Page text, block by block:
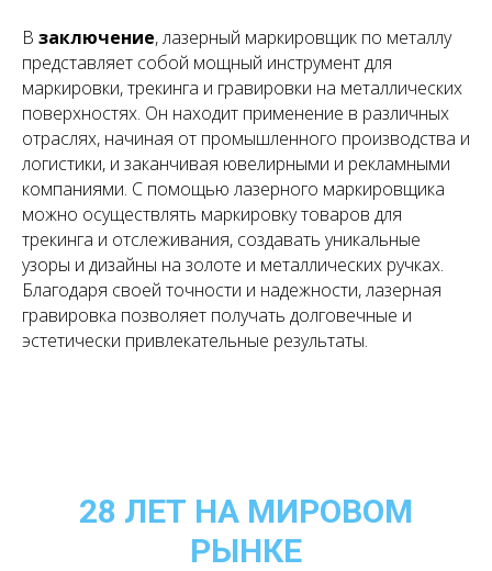
В заключение, лазерный маркировщик по металлу
представляет собой мощный инструмент для
маркировки, трекинга и гравировки на металлических
поверхностях. Он находит применение в различных
отраслях, начиная от промышленного производства и
логистики, и заканчивая ювелирными и рекламными
компаниями. С помощью лазерного маркировщика
можно осуществлять маркировку товаров для
трекинга и отслеживания, создавать уникальные
узоры и дизайны на золоте и металлических ручках.
Благодаря своей точности и надежности, лазерная
гравировка позволяет получать долговечные и
эстетически привлекательные результаты.
28 ЛЕТ НА МИРОВОМ
РЫНКЕ